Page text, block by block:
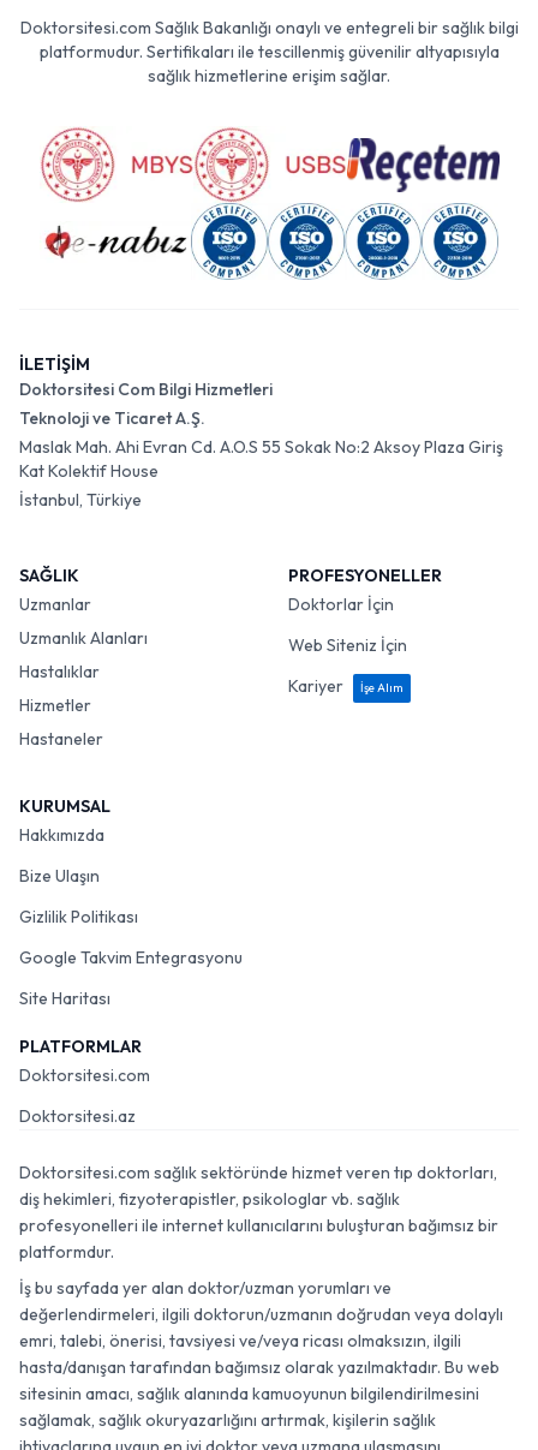
Doktorsitesi.com Sağlık Bakanlığı onaylı ve entegreli bir sağlık bilgi
platformudur. Sertifikaları ile tescillenmiş güvenilir altyapısıyla
sağlık hizmetlerine erişim sağlar.
İLETİŞİM
Doktorsitesi Com Bilgi Hizmetleri
Teknoloji ve Ticaret A.Ş.
Maslak Mah. Ahi Evran Cd. A.O.S 55 Sokak No:2 Aksoy Plaza Giriş
Kat Kolektif House
İstanbul, Türkiye
SAĞLIK
Uzmanlar
Uzmanlık Alanları
Hastalıklar
Hizmetler
Hastaneler
PROFESYONELLER
Doktorlar İçin
Web Siteniz İçin
Kariyer
İşe Alım
KURUMSAL
Hakkımızda
Bize Ulaşın
Gizlilik Politikası
Google Takvim Entegrasyonu
Site Haritası
PLATFORMLAR
Doktorsitesi.com
Doktorsitesi.az
Doktorsitesi.com sağlık sektöründe hizmet veren tıp doktorları,
diş hekimleri, fizyoterapistler, psikologlar vb. sağlık
profesyonelleri ile internet kullanıcılarını buluşturan bağımsız bir
platformdur.
İş bu sayfada yer alan doktor/uzman yorumları ve
değerlendirmeleri, ilgili doktorun/uzmanın doğrudan veya dolaylı
emri, talebi, önerisi, tavsiyesi ve/veya ricası olmaksızın, ilgili
hasta/danışan tarafından bağımsız olarak yazılmaktadır. Bu web
sitesinin amacı, sağlık alanında kamuoyunun bilgilendirilmesini
sağlamak, sağlık okuryazarlığını artırmak, kişilerin sağlık